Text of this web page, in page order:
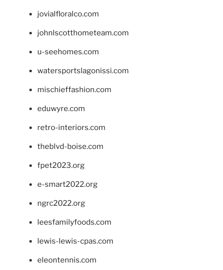
jovialfloralco.com
johnlscotthometeam.com
u-seehomes.com
watersportslagonissi.com
mischieffashion.com
eduwyre.com
retro-interiors.com
theblvd-boise.com
fpet2023.org
e-smart2022.org
ngrc2022.org
leesfamilyfoods.com
lewis-lewis-cpas.com
eleontennis.com